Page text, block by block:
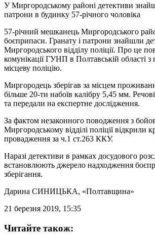
У Миргородському районі детективи
патрони в будинку 57-річного чоловіка
57-річний мешканець Миргородського
боєприпаси. Гранату і патрони знайшли
Миргородського відділу поліції. Про це
комунікації ГУНП в Полтавській області
місцеву поліцію.
Миргородець зберігав за місцем
більше 20-ти набоїв калібру 5,45 мм.
та передали на експертне дослідження.
За фактом незаконного поводження з
Миргородському відділі поліції відкрили
провадження за ч.1 ст.263 ККУ.
Наразі детективи в рамках досудового
встановлюють джерело надходження
зберігання.
Дарина СИНИЦЬКА, «Полтавщина»
21 березня 2019, 15:35
Читайте також: